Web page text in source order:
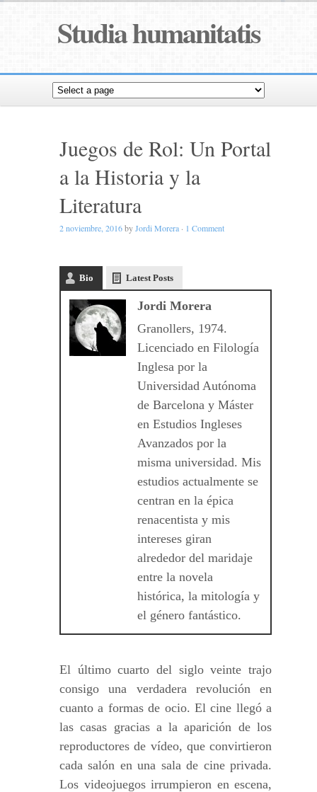
Studia humanitatis
Juegos de Rol: Un Portal
a la Historia y la
Literatura
2 noviembre, 2016byJordi Morera · 1 Comment
Bio Latest Posts
Jordi Morera
Granollers, 1974.
Licenciado en Filología
Inglesa por la
Universidad Autónoma
de Barcelona y Máster
en Estudios Ingleses
Avanzados por la
misma universidad. Mis
estudios actualmente se
centran en la épica
renacentista y mis
intereses giran
alrededor del maridaje
entre la novela
histórica, la mitología y
el género fantástico.
El último cuarto del siglo veinte trajo
consigo una verdadera revolución en
cuanto a formas de ocio. El cine llegó a
las casas gracias a la aparición de los
reproductores de vídeo, que convirtieron
cada salón en una sala de cine privada.
Los videojuegos irrumpieron en escena,